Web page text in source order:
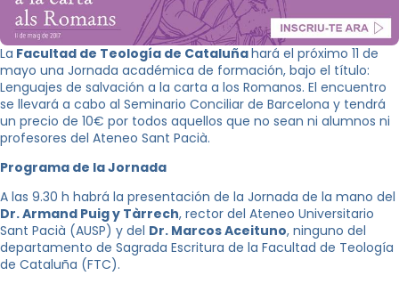
La Facultad de Teología de Cataluñahará el próximo 11 de
mayo una Jornada académica de formación, bajo el título:
Lenguajes de salvación a la carta a los Romanos. El encuentro
se llevará a cabo al Seminario Conciliar de Barcelona y tendrá
un precio de 10€ por todos aquellos que no sean ni alumnos ni
profesores del Ateneo Sant Pacià.
Programa de la Jornada
A las 9.30 h habrá la presentación de la Jornada de la mano del
Dr. Armand Puig y Tàrrech, rector del Ateneo Universitario
Sant Pacià (AUSP) y del Dr. Marcos Aceituno, ninguno del
departamento de Sagrada Escritura de la Facultad de Teología
de Cataluña (FTC).